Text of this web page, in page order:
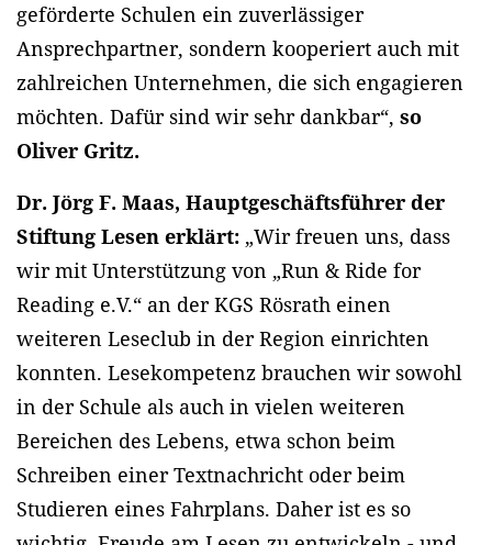
geförderte Schulen ein zuverlässiger
Ansprechpartner, sondern kooperiert auch mit
zahlreichen Unternehmen, die sich engagieren
möchten. Dafür sind wir sehr dankbar“, so
Oliver Gritz.
Dr. Jörg F. Maas, Hauptgeschäftsführer der
Stiftung Lesen erklärt: „Wir freuen uns, dass
wir mit Unterstützung von „Run & Ride for
Reading e.V.“ an der KGS Rösrath einen
weiteren Leseclub in der Region einrichten
konnten. Lesekompetenz brauchen wir sowohl
in der Schule als auch in vielen weiteren
Bereichen des Lebens, etwa schon beim
Schreiben einer Textnachricht oder beim
Studieren eines Fahrplans. Daher ist es so